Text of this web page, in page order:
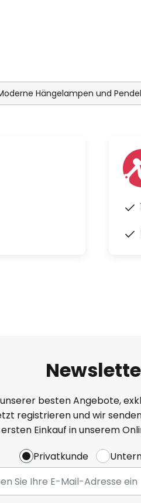
Hängelampen und
besten Angebote,
registrieren und wir
Einkauf in unserem
Privatkunde